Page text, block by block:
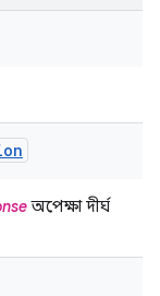
অপেক্ষা দীর্ঘ